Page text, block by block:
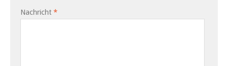
Nachricht *